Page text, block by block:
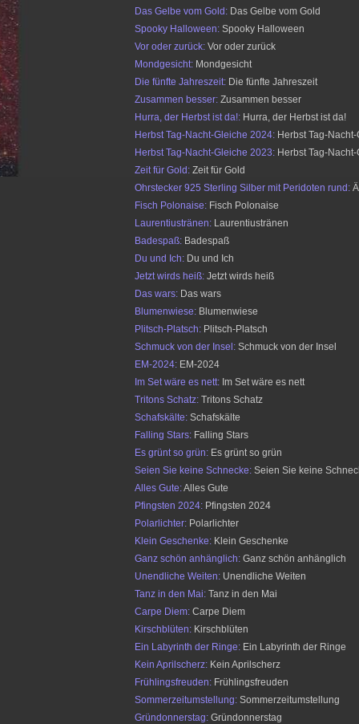
Das Gelbe vom Gold: Das Gelbe vom Gold
Spooky Halloween: Spooky Halloween
Vor oder zurück: Vor oder zurück
Mondgesicht: Mondgesicht
Die fünfte Jahreszeit: Die fünfte Jahreszeit
Zusammen besser: Zusammen besser
Hurra, der Herbst ist da!: Hurra, der Herbst ist da!
Herbst Tag-Nacht-Gleiche 2024: Herbst Tag-
Herbst Tag-Nacht-Gleiche 2023: Herbst Tag-
Zeit für Gold: Zeit für Gold
Ohrstecker 925 Sterling Silber mit Peridoten rund:
Fisch Polonaise: Fisch Polonaise
Laurentiustränen: Laurentiustränen
Badespaß: Badespaß
Du und Ich: Du und Ich
Jetzt wirds heiß: Jetzt wirds heiß
Das wars: Das wars
Blumenwiese: Blumenwiese
Plitsch-Platsch: Plitsch-Platsch
Schmuck von der Insel: Schmuck von der Insel
EM-2024: EM-2024
Im Set wäre es nett: Im Set wäre es nett
Tritons Schatz: Tritons Schatz
Schafskälte: Schafskälte
Falling Stars: Falling Stars
Es grünt so grün: Es grünt so grün
Seien Sie keine Schnecke: Seien Sie keine
Alles Gute:Alles Gute
Pfingsten 2024: Pfingsten 2024
Polarlichter: Polarlichter
Klein Geschenke: Klein Geschenke
Ganz schön anhänglich: Ganz schön anhänglich
Unendliche Weiten: Unendliche Weiten
Tanz in den Mai: Tanz in den Mai
Carpe Diem: Carpe Diem
Kirschblüten: Kirschblüten
Ein Labyrinth der Ringe: Ein Labyrinth der Ringe
Kein Aprilscherz: Kein Aprilscherz
Frühlingsfreuden: Frühlingsfreuden
Sommerzeitumstellung: Sommerzeitumstellung
Gründonnerstag: Gründonnerstag